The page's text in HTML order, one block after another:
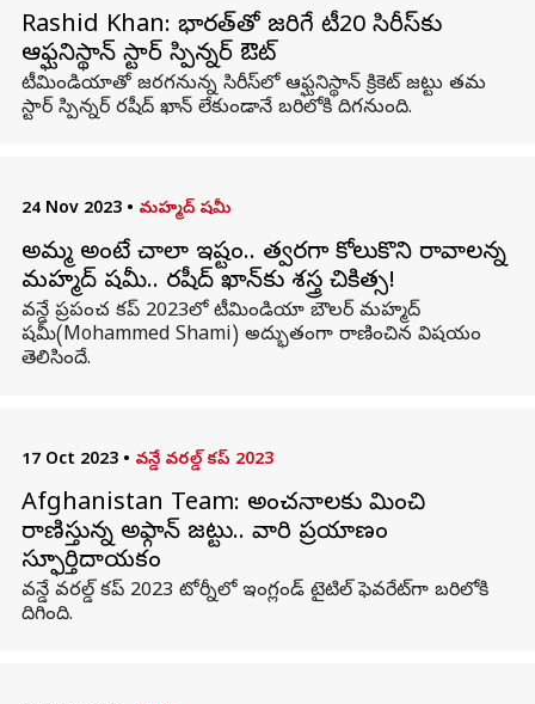
Rashid Khan: భారత్‌తో జరిగే టీ20 సిరీస్‌కు
ఆఫ్ఘనిస్థాన్‌ స్టార్‌ స్పిన్నర్‌ ఔట్‌
టీమిండియాతో జరగనున్న సిరీస్‌లో ఆఫ్ఘనిస్థాన్ క్రికెట్ జట్టు తమ
స్టార్ స్పిన్నర్ రషీద్ ఖాన్ లేకుండానే బరిలోకి దిగనుంది.
24 Nov 2023 • మహ్మద్ షమీ
అమ్మ అంటే చాలా ఇష్టం.. త్వరగా కోలుకొని రావాలన్న
మహ్మద్ షమీ.. రషీద్ ఖాన్‌కు శస్త్ర చికిత్స!
వన్డే ప్రపంచ కప్ 2023లో టీమిండియా బౌలర్ మహ్మద్
షమీ(Mohammed Shami) అద్భుతంగా రాణించిన విషయం
తెలిసిందే.
17 Oct 2023 • వన్డే వరల్డ్ కప్ 2023
Afghanistan Team: అంచనాలకు మించి
రాణిస్తున్న అఫ్గాన్ జట్టు.. వారి ప్రయాణం
స్ఫూర్తిదాయకం
వన్డే వరల్డ్ కప్ 2023 టోర్నీలో ఇంగ్లండ్ టైటిల్ ఫెవరేట్‌గా బరిలోకి
దిగింది.